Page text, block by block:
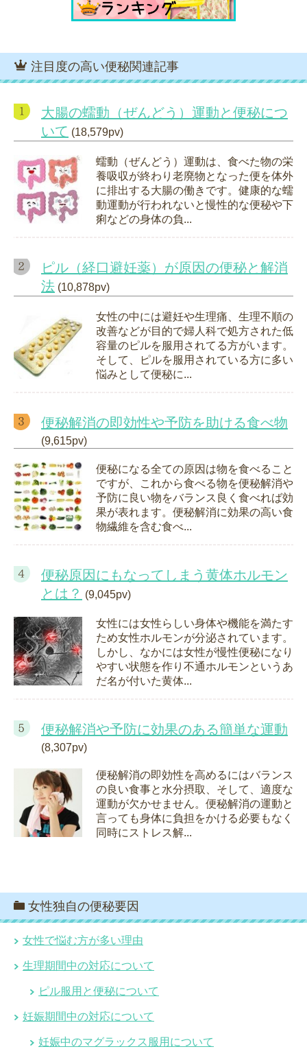
注目度の高い便秘関連記事
大腸の蠕動（ぜんどう）運動と便秘につ
いて (18,579pv)
蠕動（ぜんどう）運動は、食べた物の栄
養吸収が終わり老廃物となった便を体外
に排出する大腸の働きです。健康的な蠕
動運動が行われないと慢性的な便秘や下
痢などの身体の負...
ピル（経口避妊薬）が原因の便秘と解消
法 (10,878pv)
女性の中には避妊や生理痛、生理不順の
改善などが目的で婦人科で処方された低
容量のピルを服用されてる方がいます。
そして、ピルを服用されている方に多い
悩みとして便秘に...
便秘解消の即効性や予防を助ける食べ物
(9,615pv)
便秘になる全ての原因は物を食べること
ですが、これから食べる物を便秘解消や
予防に良い物をバランス良く食べれば効
果が表れます。便秘解消に効果の高い食
物繊維を含む食べ...
便秘原因にもなってしまう黄体ホルモン
とは？ (9,045pv)
女性には女性らしい身体や機能を満たす
ため女性ホルモンが分泌されています。
しかし、なかには女性が慢性便秘になり
やすい状態を作り不通ホルモンというあ
だ名が付いた黄体...
便秘解消や予防に効果のある簡単な運動
(8,307pv)
便秘解消の即効性を高めるにはバランス
の良い食事と水分摂取、そして、適度な
運動が欠かせません。便秘解消の運動と
言っても身体に負担をかける必要もなく
同時にストレス解...
女性独自の便秘要因
女性で悩む方が多い理由
生理期間中の対応について
ピル服用と便秘について
妊娠期間中の対応について
妊娠中のマグラックス服用について